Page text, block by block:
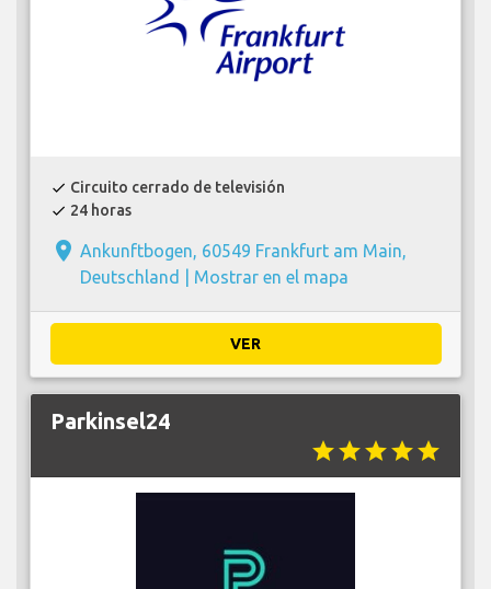
check Circuito cerrado de televisión
check 24 horas
place Ankunftbogen, 60549 Frankfurt am Main,
Deutschland | Mostrar en el mapa
VER
Parkinsel24
starstarstarstarstar